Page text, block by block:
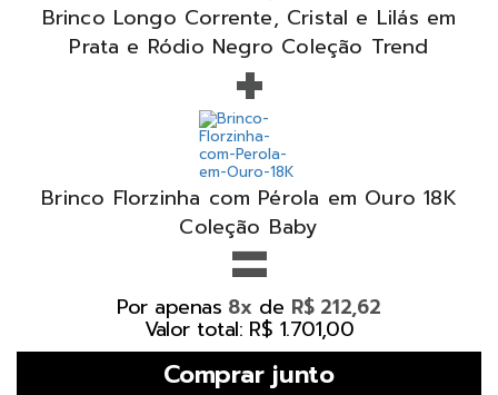
Brinco Longo Corrente, Cristal e Lilás em
Prata e Ródio Negro Coleção Trend
+
Brinco Florzinha com Pérola em Ouro 18K
Coleção Baby
=
Por apenas 8x de R$ 212,62
Valor total: R$ 1.701,00